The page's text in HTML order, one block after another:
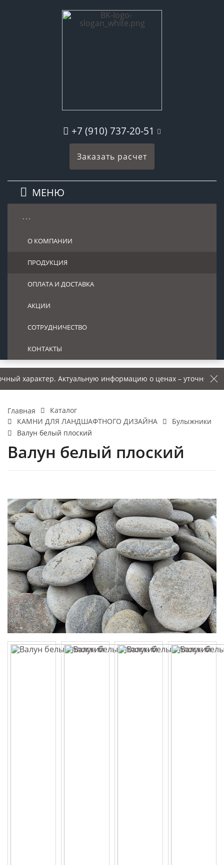
+7 (910) 737-20-51
Заказать расчет
МЕНЮ
. . .
О КОМПАНИИ
ПРОДУКЦИЯ
ОПЛАТА И ДОСТАВКА
АКЦИИ
СОТРУДНИЧЕСТВО
КОНТАКТЫ
Актуальную информацию о ценах – уточняйте у
Главная
Каталог
КАМНИ ДЛЯ ЛАНДШАФТНОГО ДИЗАЙНА
Булыжники
Валун белый плоский
Валун белый плоский